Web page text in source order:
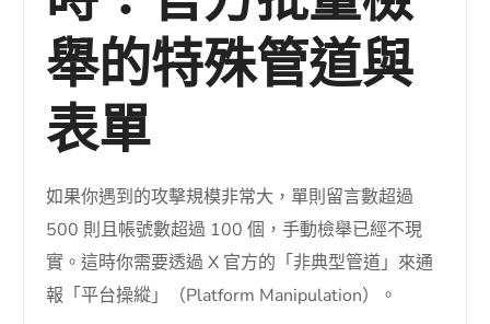
舉的特殊管道與
表單
如果你遇到的攻擊規模非常大，單則留言數超過
500 則且帳號數超過 100 個，手動檢舉已經不現
實。這時你需要透過 X 官方的「非典型管道」來通
報「平台操縱」（Platform Manipulation）。